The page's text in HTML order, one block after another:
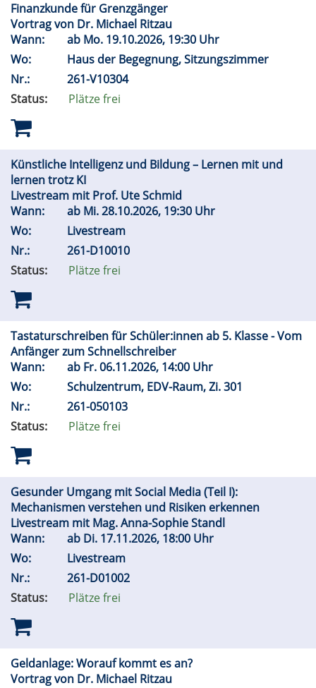
Finanzkunde für Grenzgänger
Vortrag von Dr. Michael Ritzau
Wann:
ab Mo. 19.10.2026, 19:30 Uhr
Wo:
Haus der Begegnung, Sitzungszimmer
Nr.:
261-V10304
Status:
Plätze frei
Künstliche Intelligenz und Bildung – Lernen mit und
lernen trotz KI
Livestream mit Prof. Ute Schmid
Wann:
ab Mi.28.10.2026, 19:30 Uhr
Wo:
Livestream
Nr.:
261-D10010
Status:
Plätze frei
Tastaturschreiben für Schüler:innen ab 5. Klasse - Vom
Anfänger zum Schnellschreiber
Wann:
ab Fr.06.11.2026, 14:00 Uhr
Wo:
Schulzentrum, EDV-Raum, Zi. 301
Nr.:
261-050103
Status:
Plätze frei
Gesunder Umgang mit Social Media (Teil I):
Mechanismen verstehen und Risiken erkennen
Livestream mit Mag. Anna-Sophie Standl
Wann:
ab Di. 17.11.2026, 18:00 Uhr
Wo:
Livestream
Nr.:
261-D01002
Status:
Plätze frei
Geldanlage: Worauf kommt es an?
Vortrag von Dr. Michael Ritzau